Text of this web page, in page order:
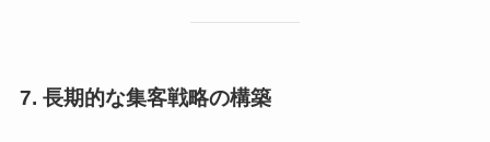
7. 長期的な集客戦略の構築